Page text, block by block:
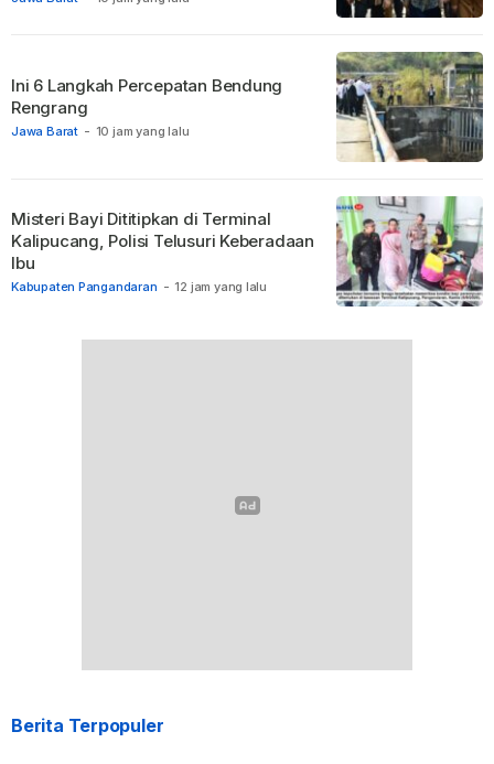
Jawa Barat - 10 jam yang lalu
Ini 6 Langkah Percepatan Bendung
Rengrang
Kabupaten Pangandaran - 12 jam yang lalu
Misteri Bayi Dititipkan di Terminal
Kalipucang, Polisi Telusuri Keberadaan
Ibu
Berita Terpopuler